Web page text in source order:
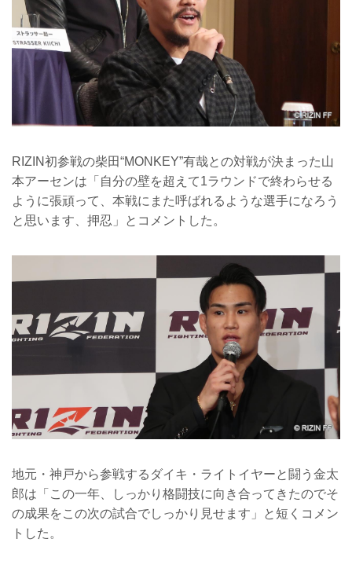
RIZIN初参戦の柴田“MONKEY”有哉との対戦が決まった山
本アーセンは「自分の壁を超えて1ラウンドで終わらせる
ように張頑って、本戦にまた呼ばれるような選手になろう
と思います、押忍」とコメントした。
地元・神戸から参戦するダイキ・ライトイヤーと闘う金太
郎は「この一年、しっかり格闘技に向き合ってきたのでそ
の成果をこの次の試合でしっかり見せます」と短くコメン
トした。